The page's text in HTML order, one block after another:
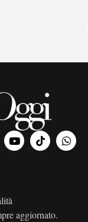
aggiornato.